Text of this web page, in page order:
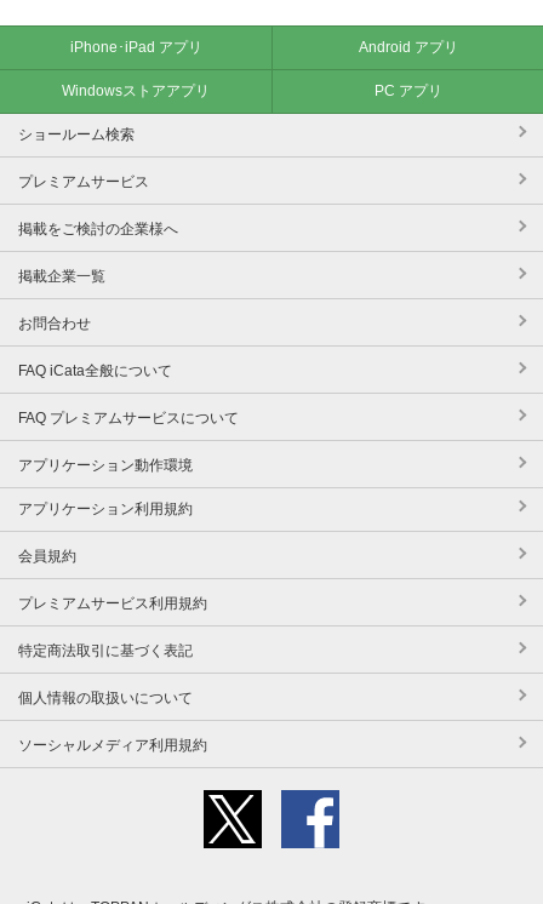
iPhone･iPad アプリ Android アプリ
Windowsストアアプリ PC アプリ
ショールーム検索
プレミアムサービス
掲載をご検討の企業様へ
掲載企業一覧
お問合わせ
FAQ iCata全般について
FAQ プレミアムサービスについて
アプリケーション動作環境
アプリケーション利用規約
会員規約
プレミアムサービス利用規約
特定商法取引に基づく表記
個人情報の取扱いについて
ソーシャルメディア利用規約